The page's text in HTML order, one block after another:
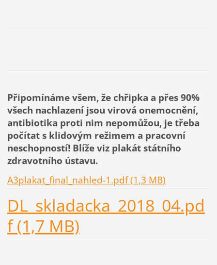
Připomínáme všem, že chřipka a přes 90%
všech nachlazení jsou virová onemocnění,
antibiotika proti nim nepomůžou, je třeba
počítat s klidovým režimem a pracovní
neschopností! Blíže viz plakát státního
zdravotního ústavu.
A3plakat_final_nahled-1.pdf (1,3 MB)
DL_skladacka_2018_04.pd
f (1,7 MB)